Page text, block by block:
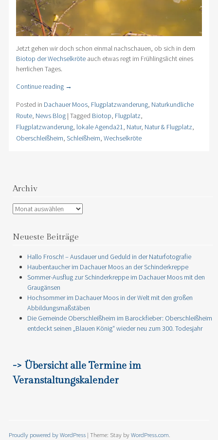
Jetzt gehen wir doch schon einmal nachschauen, ob sich in dem
Biotop der Wechselkröteauch etwas regt im Frühlingslicht eines
herrlichen Tages.
Continue reading →
Posted in Dachauer Moos, Flugplatzwanderung, Naturkundliche
Route, News Blog | Tagged Biotop, Flugplatz,
Flugplatzwanderung, lokale Agenda21, Natur, Natur & Flugplatz,
Oberschleißheim, Schleißheim, Wechselkröte
Archiv
Archiv
Neueste Beiträge
Hallo Frosch! – Ausdauer und Geduld in der Naturfotografie
Haubentaucher im Dachauer Moos an der Schinderkreppe
Sommer-Ausflug zur Schinderkreppe im Dachauer Moos mit den
Graugänsen
Hochsommer im Dachauer Moos in der Welt mit den großen
Abbildungsmaßstäben
Die Gemeinde Oberschleißheim im Barockfieber: Oberschleißheim
entdeckt seinen „Blauen König“ wieder neu zum 300. Todesjahr
-> Übersicht alle Termine im
Veranstaltungskalender
Proudly powered by WordPress | Theme: Stay byWordPress.com